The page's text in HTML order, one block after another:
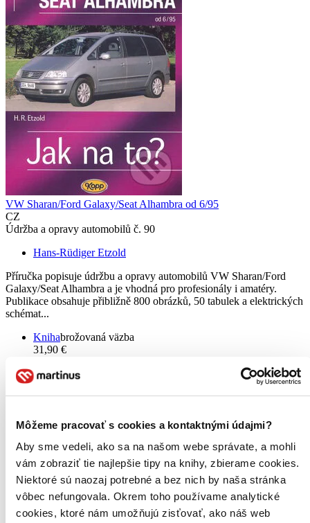
Môžeme pracovať s cookies a kontaktnými údajmi?
Aby sme vedeli, ako sa na našom webe správate, a mohli
vám zobraziť tie najlepšie tipy na knihy, zbierame cookies.
Niektoré sú naozaj potrebné a bez nich by naša stránka
vôbec nefungovala. Okrem toho používame analytické
cookies, ktoré nám umožňujú zisťovať, ako náš web
VW Sharan/Ford Galaxy/Seat Alhambra od 6/95
CZ
Údržba a opravy automobilů č. 90
Hans-Rüdiger Etzold
Příručka popisuje údržbu a opravy automobilů VW Sharan/Ford
Galaxy/Seat Alhambra a je vhodná pro profesionály i amatéry.
Publikace obsahuje přibližně 800 obrázků, 50 tabulek a elektrických
schémat...
Knihabrožovaná väzba
31,90 €
Na sklade 1 ks
Túto knihu máme síce aktuálne na sklade, máme však už iba
posledné kusy. Ak ju chcete mať rýchlo, ponáhľajte sa!
Pridať do zoznamu